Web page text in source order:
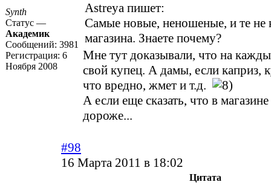
Synth
Статус —
Академик
Сообщений: 3981
Регистрация: 6
Ноября 2008
Astreya пишет:
Самые новые, неношеные, и те не
магазина. Знаете почему?
Мне тут доказывали, что на
свой купец. А дамы, если каприз,
что вредно, жмет и т.д.
А если еще сказать, что в
дороже...
#98
16 Марта 2011 в 18:02
Цитата